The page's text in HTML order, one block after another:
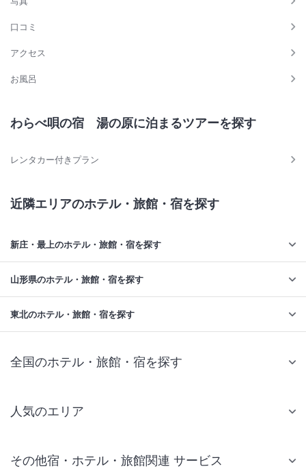
口コミ
アクセス
お風呂
わらべ唄の宿 湯の原に泊まるツアーを探す
レンタカー付きプラン
近隣エリアのホテル・旅館・宿を探す
新庄・最上のホテル・旅館・宿を探す
山形県のホテル・旅館・宿を探す
東北のホテル・旅館・宿を探す
全国のホテル・旅館・宿を探す
人気のエリア
仙台 ホテル
その他宿・ホテル・旅館関連 サービス